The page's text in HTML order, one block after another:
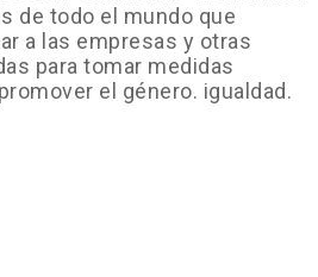
de todo el mundo que
a las empresas y otras
para tomar medidas
el género. igualdad.